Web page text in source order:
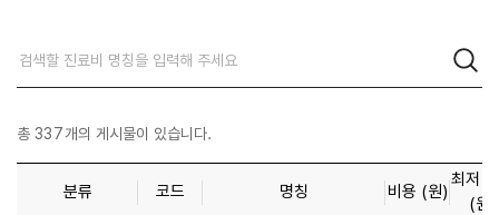
총 337개의 게시물이 있습니다.
분류 코드 명칭 비용 (원)
최저
(원)